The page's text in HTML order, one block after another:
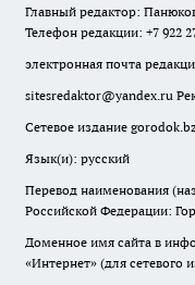
Главный редактор:
Телефон редакции: +7 922
электронная почта
sitesredaktor@yandex.ru
Сетевое издание
Язык(и): русский
Перевод наименования
Российской Федерации:
Доменное имя сайта в
«Интернет» (для сетевого